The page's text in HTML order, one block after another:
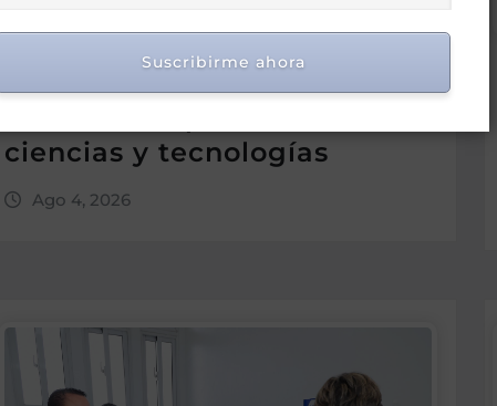
Gobierno premia a 170
ciencias y tecnologías
Ago 4, 2026
Suscribirme ahora